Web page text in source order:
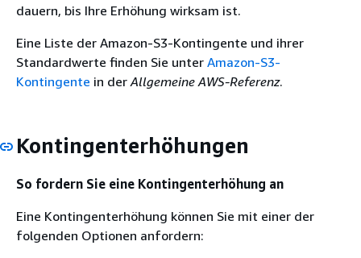
dauern, bis Ihre Erhöhung wirksam ist.
Eine Liste der Amazon-S3-Kontingente und ihrer
Standardwerte finden Sie unter Amazon-S3-
Kontingente in derAllgemeine AWS-Referenz.
Kontingenterhöhungen
So fordern Sie eine Kontingenterhöhung an
Eine Kontingenterhöhung können Sie mit einer der
folgenden Optionen anfordern: